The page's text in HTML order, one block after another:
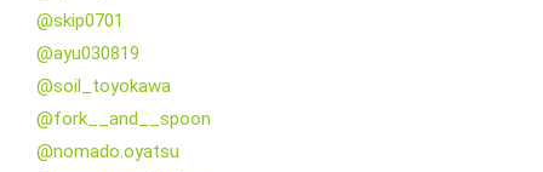
@skip0701
@ayu030819
@soil_toyokawa
@fork__and__spoon
@nomado.oyatsu